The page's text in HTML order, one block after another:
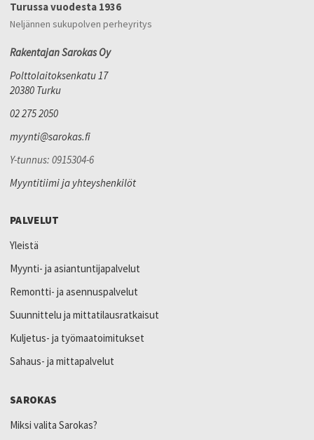
Turussa vuodesta 1936
Neljännen sukupolven perheyritys
Rakentajan Sarokas Oy
Polttolaitoksenkatu 17
20380 Turku
02 275 2050
myynti@sarokas.fi
Y-tunnus: 0915304-6
Myyntitiimi ja yhteyshenkilöt
PALVELUT
Yleistä
Myynti- ja asiantuntijapalvelut
Remontti- ja asennuspalvelut
Suunnittelu ja mittatilausratkaisut
Kuljetus- ja työmaatoimitukset
Sahaus- ja mittapalvelut
SAROKAS
Miksi valita Sarokas?